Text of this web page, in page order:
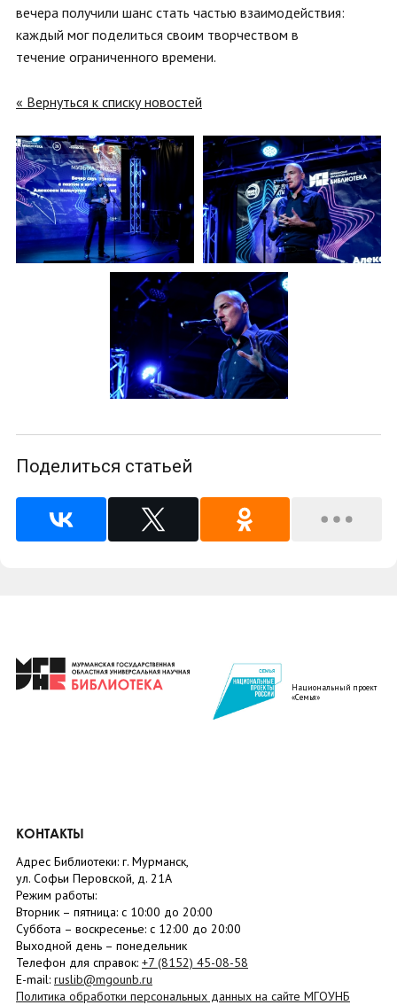
вечера получили шанс стать частью взаимодействия:
каждый мог поделиться своим творчеством в
течение ограниченного времени.
« Вернуться к списку новостей
Поделиться статьей
Национальный проект
«Семья»
КОНТАКТЫ
Адрес Библиотеки: г. Мурманск,
ул. Софьи Перовской, д. 21А
Режим работы:
Вторник – пятница: с 10:00 до 20:00
Суббота – воскресенье: c 12:00 до 20:00
Выходной день – понедельник
Телефон для справок: +7 (8152) 45-08-58
E-mail: ruslib@mgounb.ru
Политика обработки персональных данных на сайте МГОУНБ